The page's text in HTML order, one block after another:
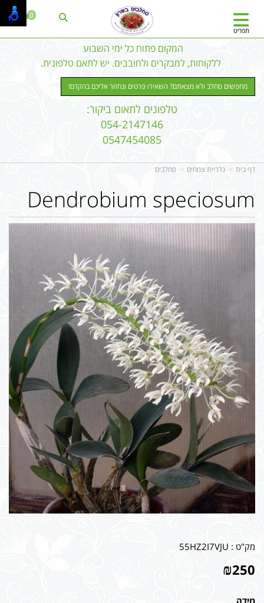
המקום פתוח כל ימי השבוע
ללקוחות, למבקרים ולחובבים. יש לתאם טלפונית.
מחפשים סחלב ולא מצאתם? השאירו פרטים ונחזור אליכם בהקדם!
טלפונים לתאום ביקור:
054-2147146
0547454085
תפריט
0
דף בית גלריית צמחים סחלבים
Dendrobium speciosum
מק"ט : 55HZ2I7VJU
₪250
מידה